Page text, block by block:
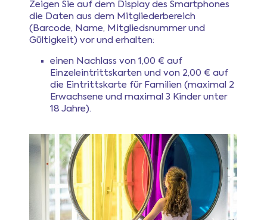
Zeigen Sie auf dem Display des Smartphones
die Daten aus dem Mitgliederbereich
(Barcode, Name, Mitgliedsnummer und
Gültigkeit) vor und erhalten:
einen Nachlass von 1,00 € auf
Einzeleintrittskarten und von 2,00 € auf
die Eintrittskarte für Familien (maximal 2
Erwachsene und maximal 3 Kinder unter
18 Jahre).